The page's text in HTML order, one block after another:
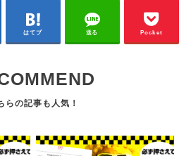
はてブ 送る Pocket